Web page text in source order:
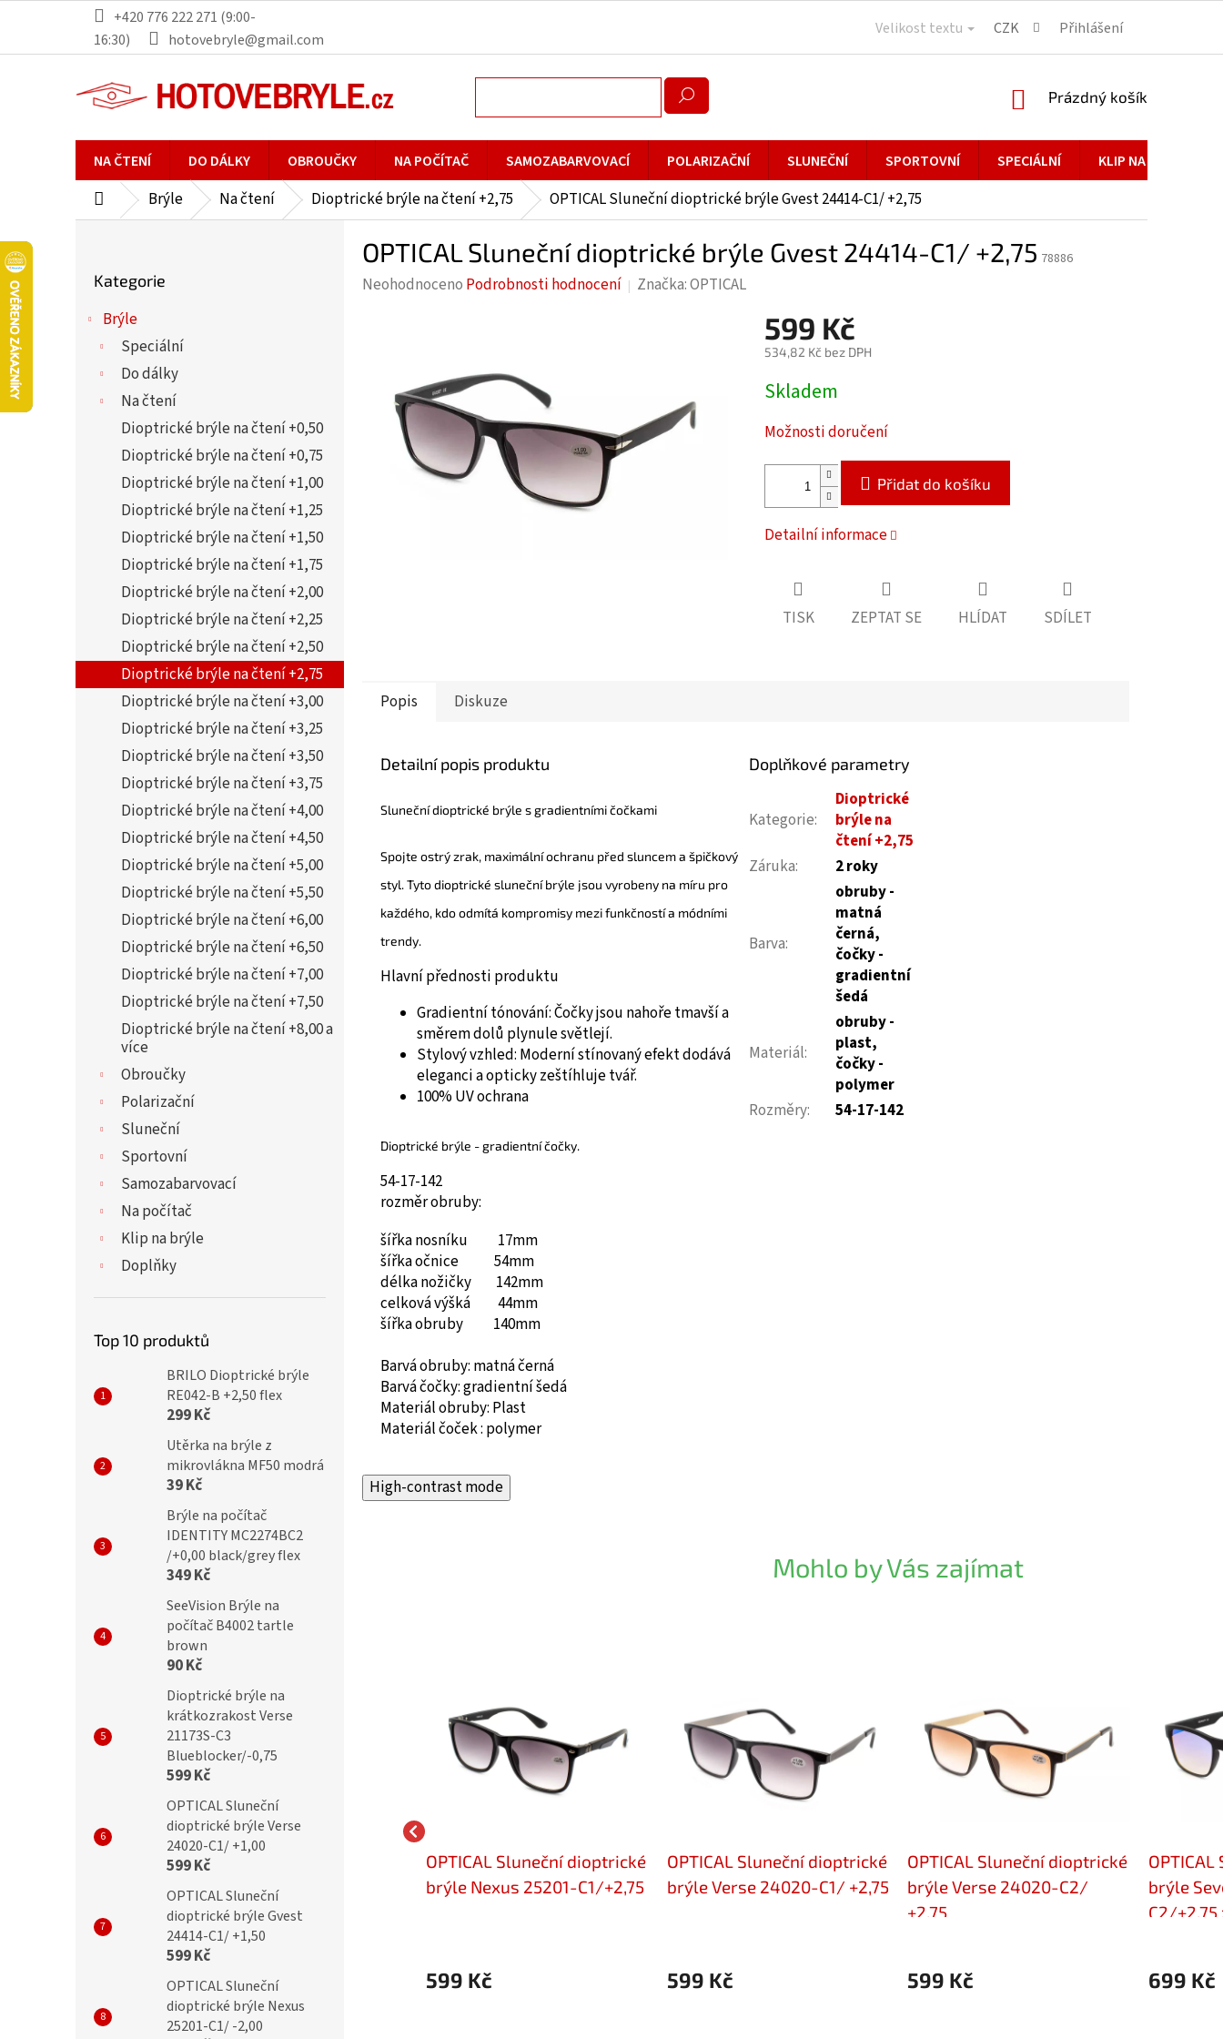
obsah
+420 776 222 271 (9:00-
16:30)
hotovebryle@gmail.com
Velikost textu CZK Přihlášení
NÁKUPNÍ
Prázdný košík
NA ČTENÍ DO DÁLKY OBROUČKY NA POČÍTAČ SAMOZABARVOVACÍ POLARIZAČNÍ SLUNEČNÍ SPORTOVNÍ SPECIÁLNÍ KLIP NA BRÝLE
DomůBrýle Na čtení Dioptrické brýle na čtení +2,75 OPTICAL Sluneční dioptrické brýle Gvest 24414-C1/ +2,75
kategorie
Kategorie
Brýle
Speciální
Do dálky
Na čtení
Dioptrické brýle na čtení +0,50
Dioptrické brýle na čtení +0,75
Dioptrické brýle na čtení +1,00
Dioptrické brýle na čtení +1,25
Dioptrické brýle na čtení +1,50
Dioptrické brýle na čtení +1,75
Dioptrické brýle na čtení +2,00
Dioptrické brýle na čtení +2,25
Dioptrické brýle na čtení +2,50
Dioptrické brýle na čtení +2,75
Dioptrické brýle na čtení +3,00
Dioptrické brýle na čtení +3,25
Dioptrické brýle na čtení +3,50
Dioptrické brýle na čtení +3,75
Dioptrické brýle na čtení +4,00
Dioptrické brýle na čtení +4,50
Dioptrické brýle na čtení +5,00
Dioptrické brýle na čtení +5,50
Dioptrické brýle na čtení +6,00
Dioptrické brýle na čtení +6,50
Dioptrické brýle na čtení +7,00
Dioptrické brýle na čtení +7,50
Dioptrické brýle na čtení +8,00 a
více
Obroučky
Polarizační
Sluneční
Sportovní
Samozabarvovací
Na počítač
Klip na brýle
Doplňky
Top 10 produktů
BRILO Dioptrické brýle
RE042-B +2,50 flex
299 Kč
Utěrka na brýle z
mikrovlákna MF50 modrá
39 Kč
Brýle na počítač
IDENTITY MC2274BC2
/+0,00 black/grey flex
349 Kč
SeeVision Brýle na
počítač B4002 tartle
brown
90 Kč
Dioptrické brýle na
krátkozrakost Verse
21173S-C3
Blueblocker/-0,75
599 Kč
OPTICAL Sluneční
dioptrické brýle Verse
24020-C1/ +1,00
599 Kč
OPTICAL Sluneční
dioptrické brýle Gvest
24414-C1/ +1,50
599 Kč
OPTICAL Sluneční
dioptrické brýle Nexus
25201-C1/ -2,00
OPTICAL Sluneční dioptrické brýle Gvest 24414-C1/ +2,75 78886
Průměrné
hvězdiček.
Neohodnoceno Podrobnosti hodnocení Značka:OPTICAL
599 Kč
534,82 Kč bez DPH
Měrná
cena:
Skladem
Možnosti doručení
Přidat do košíku
Detailní informace
TISK ZEPTAT SE HLÍDAT SDÍLET
Popis Diskuze
Detailní popis produktu
Sluneční dioptrické brýle s gradientními čočkami
Spojte ostrý zrak, maximální ochranu před sluncem a špičkový
styl. Tyto dioptrické sluneční brýle jsou vyrobeny na míru pro
každého, kdo odmítá kompromisy mezi funkčností a módními
trendy.
Hlavní přednosti produktu
Gradientní tónování:Čočky jsou nahoře tmavší a
směrem dolů plynule světlejí.
Stylový vzhled: Moderní stínovaný efekt dodává
eleganci a opticky zeštíhluje tvář.
100% UV ochrana
Dioptrické brýle - gradientní čočky.
54-17-142
rozměr obruby:
šířka nosníku 17mm
šířka očnice 54mm
délka nožičky 142mm
celková výšká 44mm
šířka obruby 140mm
Barvá obruby: matná černá
Barvá čočky: gradientní šedá
Materiál obruby: Plast
Materiál čoček : polymer
Doplňkové parametry
Kategorie:
Dioptrické
brýle na
čtení +2,75
Záruka: 2 roky
Barva:
obruby -
matná
černá,
čočky -
gradientní
šedá
Materiál:
obruby -
plast,
čočky -
polymer
Rozměry: 54-17-142
High-contrast mode
Mohlo by Vás zajímat
OPTICAL Samozabarvovácí a
Blueblocker dioptrické brýle
24002-C2 /+2,75
699 Kč
OPTICAL Sluneční dioptrické
brýle Nexus 25201-C1/+2,75
599 Kč
OPTICAL Sluneční dioptrické
brýle Verse 24020-C1/ +2,75
599 Kč
OPTICAL Sluneční dioptrické
brýle Verse 24020-C2/
+2,75
599 Kč
brýle
C2/
699 Kč